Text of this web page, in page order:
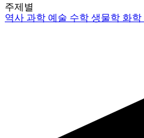
주제별
역사과학 예술 수학생물학 화학